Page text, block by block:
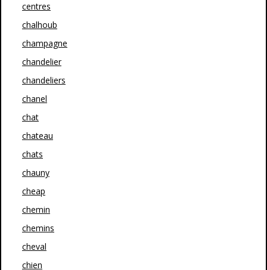
centres
chalhoub
champagne
chandelier
chandeliers
chanel
chat
chateau
chats
chauny
cheap
chemin
chemins
cheval
chien